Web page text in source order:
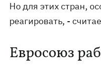
Но для этих стран,
реагировать, -
Евросоюз